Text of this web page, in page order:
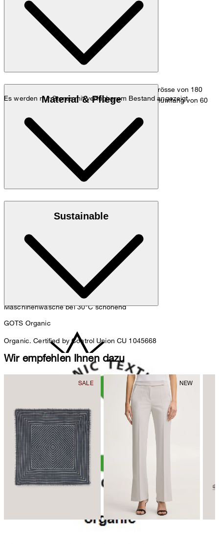
Es werden nur Stores mit verfügbarem Bestand angezeigt.
Das Model trägt die Grösse 36 bei einer Körpergrösse von 180
cm, einem Brustumfang von 83 cm, einem Taillenumfang von 60
Maßtabelle
Material & Pflege
Maschinenwäsche bei 30°C schonend
nicht bleichen
Sustainable
GOTS Organic
Organic. Certified by Control Union CU 1045668
Wir empfehlen Ihnen dazu